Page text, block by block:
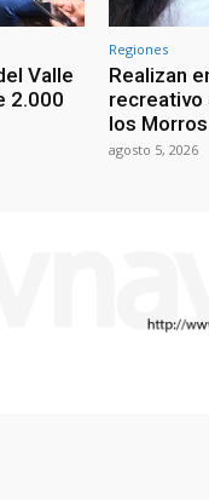
Valle
2.000
Regiones
Realizan
recreativo
los Morros
agosto 5, 2026